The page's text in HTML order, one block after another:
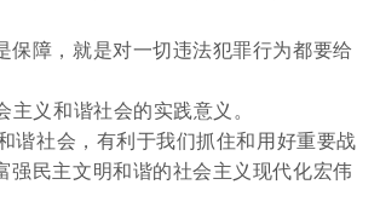
保障，就是对一切违法犯罪行为都要给
主义和谐社会的实践意义。
谐社会，有利于我们抓住和用好重要战
强民主文明和谐的社会主义现代化宏伟